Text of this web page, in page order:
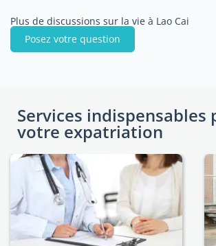
Plus de discussions sur la vie à Lao Cai
Posez votre question
Services indispensables
votre expatriation